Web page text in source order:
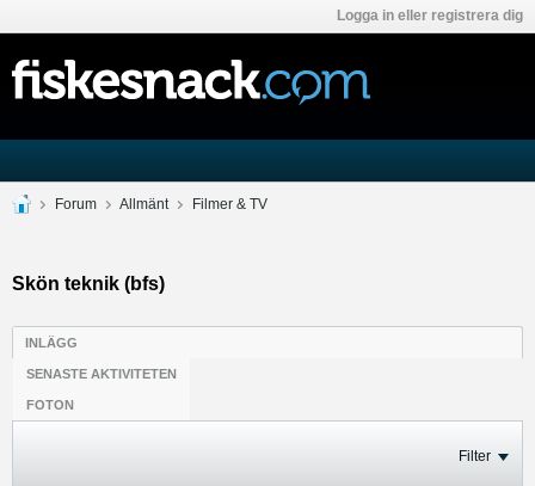
Logga in eller registrera dig
Forum Allmänt Filmer & TV
Skön teknik (bfs)
INLÄGG
SENASTE AKTIVITETEN
FOTON
Filter